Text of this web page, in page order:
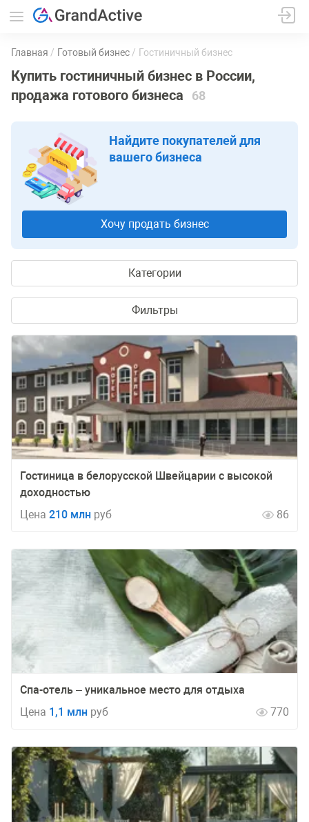
Главная Готовый бизнес Гостиничный бизнес
Купить гостиничный бизнес в России,
продажа готового бизнеса
68
Найдите покупателей для
вашего бизнеса
Хочу продать бизнес
Категории
Фильтры
Гостиница в белорусской Швейцарии с высокой
доходностью
Цена 210 млн руб 86
Спа-отель – уникальное место для отдыха
Цена 1,1 млн руб 770